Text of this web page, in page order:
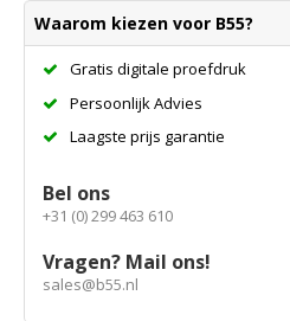
Waarom kiezen voor B55?
Gratis digitale proefdruk
Persoonlijk Advies
Laagste prijs garantie
Bel ons
+31 (0) 299 463 610
Vragen? Mail ons!
sales@b55.nl